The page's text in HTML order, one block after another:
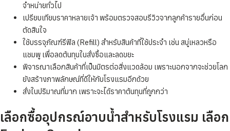
จำหน่ายทั่วไป
เปรียบเทียบราคาหลายเจ้า พร้อมตรวจสอบรีวิวจากลูกค้ารายอื่นก่อน
ตัดสินใจ
ใช้บรรจุภัณฑ์รีฟิล (Refill) สำหรับสินค้าที่ใช้ประจำ เช่น สบู่เหลวหรือ
แชมพู เพื่อลดต้นทุนในสั่งซื้อและลดขยะ
พิจารณาเลือกสินค้าที่เป็นมิตรต่อสิ่งแวดล้อม เพราะนอกจากจะช่วยโลก
ยังสร้างภาพลักษณ์ที่ดีให้กับโรงแรมอีกด้วย
สั่งในปริมาณที่มาก เพราะจะได้ราคาต้นทุนที่ถูกกว่า
เลือกซื้ออุปกรณ์อาบน้ำสำหรับโรงแรม เลือก